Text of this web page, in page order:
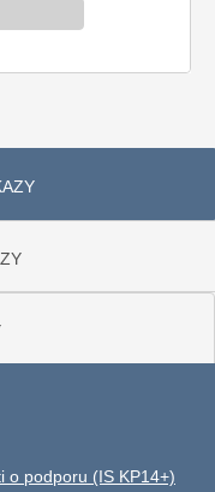
o podporu (IS KP14+)